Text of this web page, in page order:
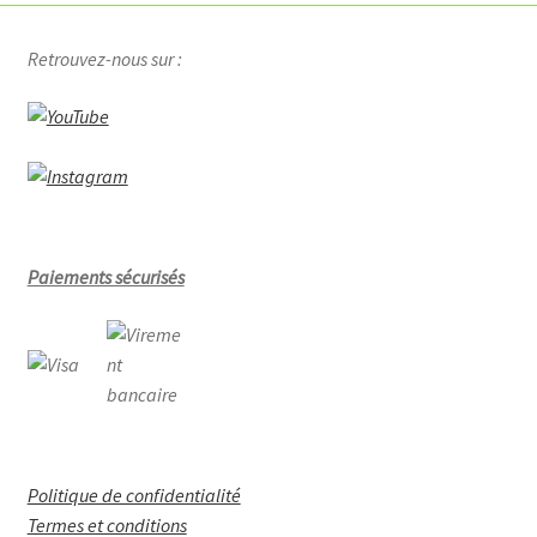
Honeywell
Brochures Honeywell
Catalogue Honeywell
Siemens
Retrouvez-nous sur :
Paiements sécurisés
Politique de confidentialité
Termes et conditions